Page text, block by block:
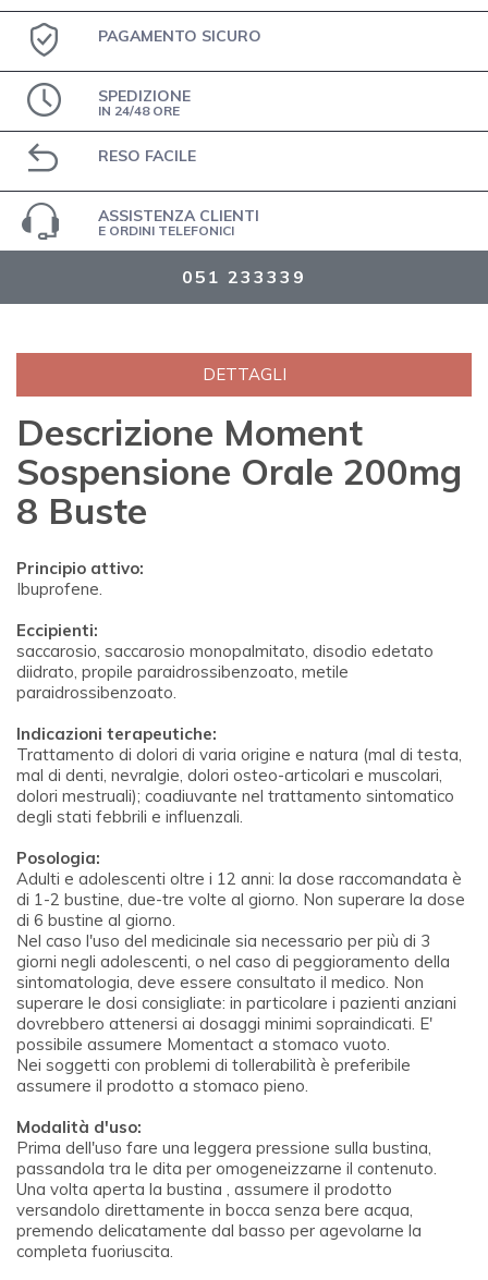
PAGAMENTO SICURO
SPEDIZIONE
IN 24/48 ORE
RESO FACILE
ASSISTENZA CLIENTI
E ORDINI TELEFONICI
051 233339
DETTAGLI
Descrizione Moment
Sospensione Orale 200mg
8 Buste
Principio attivo:
Ibuprofene.
Eccipienti:
saccarosio, saccarosio monopalmitato, disodio edetato
diidrato, propile paraidrossibenzoato, metile
paraidrossibenzoato.
Indicazioni terapeutiche:
Trattamento di dolori di varia origine e natura (mal di testa,
mal di denti, nevralgie, dolori osteo-articolari e muscolari,
dolori mestruali); coadiuvante nel trattamento sintomatico
degli stati febbrili e influenzali.
Posologia:
Adulti e adolescenti oltre i 12 anni: la dose raccomandata è
di 1-2 bustine, due-tre volte al giorno. Non superare la dose
di 6 bustine al giorno.
Nel caso l'uso del medicinale sia necessario per più di 3
giorni negli adolescenti, o nel caso di peggioramento della
sintomatologia, deve essere consultato il medico. Non
superare le dosi consigliate: in particolare i pazienti anziani
dovrebbero attenersi ai dosaggi minimi sopraindicati. E'
possibile assumere Momentact a stomaco vuoto.
Nei soggetti con problemi di tollerabilità è preferibile
assumere il prodotto a stomaco pieno.
Modalità d'uso:
Prima dell'uso fare una leggera pressione sulla bustina,
passandola tra le dita per omogeneizzarne il contenuto.
Una volta aperta la bustina , assumere il prodotto
versandolo direttamente in bocca senza bere acqua,
premendo delicatamente dal basso per agevolarne la
completa fuoriuscita.